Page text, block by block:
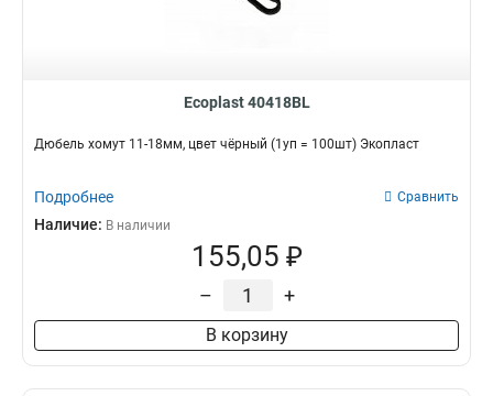
Ecoplast 40418BL
Дюбель хомут 11-18мм, цвет чёрный (1уп = 100шт) Экопласт
Подробнее Сравнить
Наличие: В наличии
155,05 ₽
– +
В корзину